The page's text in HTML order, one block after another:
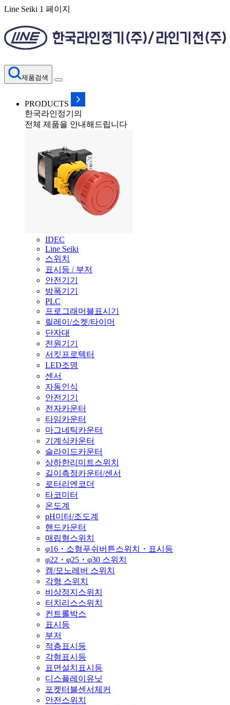
Line Seiki 1 페이지
제품검색
PRODUCTS
한국라인정기의
전체 제품을 안내해드립니다
IDEC
Line Seiki
스위치
표시등 / 부저
안전기기
방폭기기
PLC
프로그래머블표시기
릴레이/소켓/타이머
단자대
전원기기
서킷프로텍터
LED조명
센서
자동인식
안전기기
전자카운터
타임카운터
마그네틱카운터
기계식카운터
슬라이드카운터
상하한리미트스위치
길이측정카운터/센서
로터리엔코더
타코미터
온도계
pH미터/조도계
핸드카운터
매립형스위치
φ16・소형푸쉬버튼스위치・표시등
φ22・φ25・φ30 스위치
캠/모노레버 스위치
각형 스위치
비상정지스위치
터치리스스위치
컨트롤박스
표시등
부저
적층표시등
각형표시등
표면설치표시등
디스플레이유닛
포켓터블센서체커
안전스위치